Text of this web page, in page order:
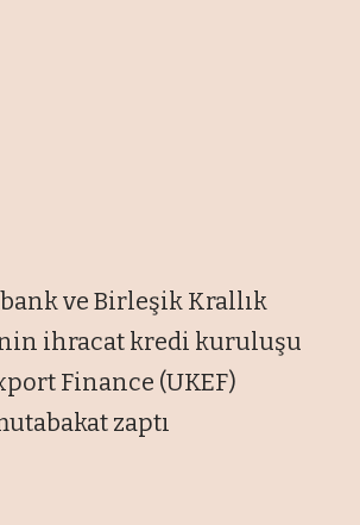
ve Birleşik Krallık
ihracat kredi kuruluşu
Finance (UKEF)
zaptı